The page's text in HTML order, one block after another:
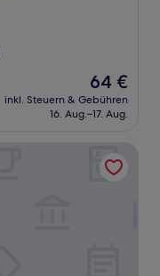
Der
Preis
beträgt
64 €
inkl. Steuern & Gebühren
16. Aug.–17. Aug.